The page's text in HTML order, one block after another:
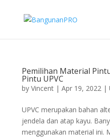
Pemilihan Material
Pintu UPVC
by Vincent| Apr 19, 2022|
UPVC merupakan bahan
jendela dan atap kayu.
menggunakan material ini.